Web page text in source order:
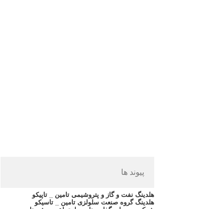
پیوند ها
هلدینگ نفت و گاز و پتروشیمی تامین _ تاپیکو
هلدینگ گروه صنعت سلولزی تامین _ تاسیکو